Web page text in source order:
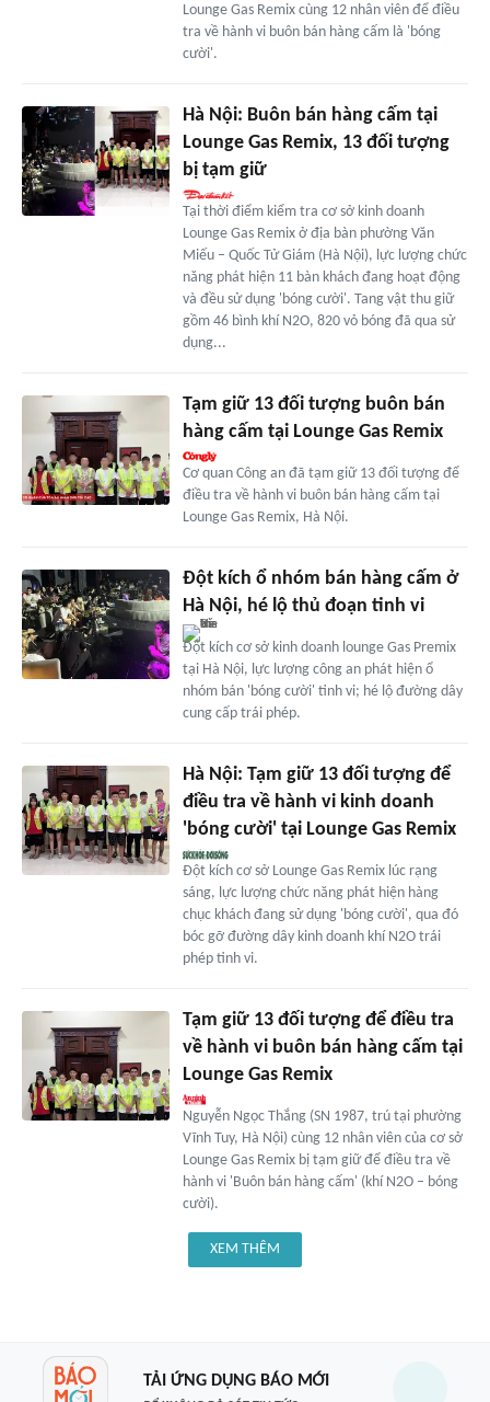
Lounge Gas Remix cùng 12 nhân viên để điều
tra về hành vi buôn bán hàng cấm là 'bóng
cười'.
Hà Nội: Buôn bán hàng cấm tại
Lounge Gas Remix, 13 đối tượng
bị tạm giữ
Tại thời điểm kiểm tra cơ sở kinh doanh
Lounge Gas Remix ở địa bàn phường Văn
Miếu – Quốc Tử Giám (Hà Nội), lực lượng chức
năng phát hiện 11 bàn khách đang hoạt động
và đều sử dụng 'bóng cười'. Tang vật thu giữ
gồm 46 bình khí N2O, 820 vỏ bóng đã qua sử
dụng...
Tạm giữ 13 đối tượng buôn bán
hàng cấm tại Lounge Gas Remix
Cơ quan Công an đã tạm giữ 13 đối tượng để
điều tra về hành vi buôn bán hàng cấm tại
Lounge Gas Remix, Hà Nội.
Đột kích ổ nhóm bán hàng cấm ở
Hà Nội, hé lộ thủ đoạn tinh vi
Đột kích cơ sở kinh doanh lounge Gas Premix
tại Hà Nội, lực lượng công an phát hiện ổ
nhóm bán 'bóng cười' tinh vi; hé lộ đường dây
cung cấp trái phép.
Hà Nội: Tạm giữ 13 đối tượng để
điều tra về hành vi kinh doanh
'bóng cười' tại Lounge Gas Remix
Đột kích cơ sở Lounge Gas Remix lúc rạng
sáng, lực lượng chức năng phát hiện hàng
chục khách đang sử dụng 'bóng cười', qua đó
bóc gỡ đường dây kinh doanh khí N2O trái
phép tinh vi.
Tạm giữ 13 đối tượng để điều tra
về hành vi buôn bán hàng cấm tại
Lounge Gas Remix
Nguyễn Ngọc Thắng (SN 1987, trú tại phường
Vĩnh Tuy, Hà Nội) cùng 12 nhân viên của cơ sở
Lounge Gas Remix bị tạm giữ để điều tra về
hành vi 'Buôn bán hàng cấm' (khí N2O – bóng
cười).
XEM THÊM
TẢI ỨNG DỤNG BÁO MỚI